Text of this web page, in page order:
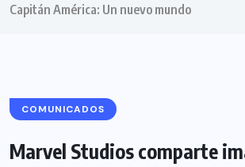
Capitán América: Un nuevo mundo
COMUNICADOS
Marvel Studios comparte